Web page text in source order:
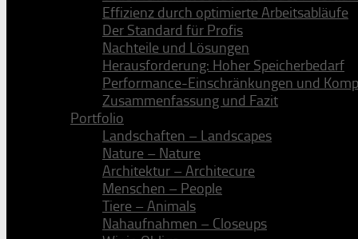
Effizienz durch optimierte Arbeitsabläufe
Der Standard für Profis
Nachteile und Lösungen
Herausforderung: Hoher Speicherbedarf
Performance-Einschränkungen und
Zusammenfassung und Fazit
Portfolio
Landschaften – Landscapes
Nature – Nature
Architektur – Architecure
Menschen – People
Tiere – Animals
Nahaufnahmen – Closeups